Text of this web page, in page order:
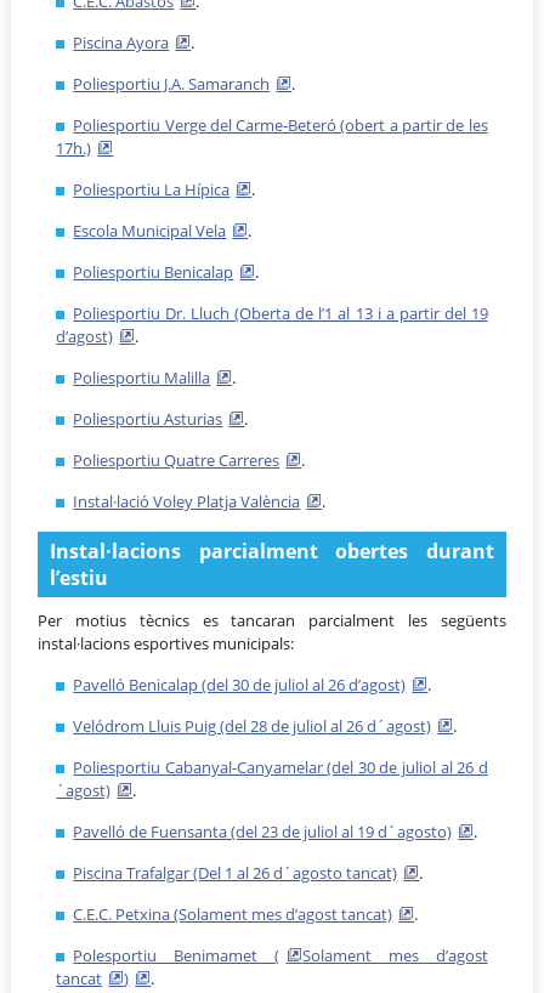
Piscina Ayora
.
Poliesportiu J.A. Samaranch
.
Poliesportiu Verge del Carme-Beteró (obert a partir de les
17h.)
Poliesportiu La Hípica
.
Escola Municipal Vela
.
Poliesportiu Benicalap
.
Poliesportiu Dr. Lluch (Oberta de l’1 al 13 i a partir del 19
d’agost)
.
Poliesportiu Malilla
.
Poliesportiu Asturias
.
Poliesportiu Quatre Carreres
.
Instal·lació Voley Platja València
.
Instal·lacions parcialment obertes durant
l’estiu
Per motius tècnics es tancaran parcialment les següents
instal·lacions esportives municipals:
Pavelló Benicalap (del 30 de juliol al 26 d’agost)
.
Velódrom Lluis Puig (del 28 de juliol al 26 d´agost)
.
Poliesportiu Cabanyal-Canyamelar (del 30 de juliol al 26 d
´agost)
.
Pavelló de Fuensanta (del 23 de juliol al 19 d´agosto)
.
Piscina Trafalgar (Del 1 al 26 d´agosto tancat)
.
C.E.C. Petxina (Solament mes d’agost tancat)
.
Polesportiu Benimamet (
Solament mes d’agost
tancat
) .